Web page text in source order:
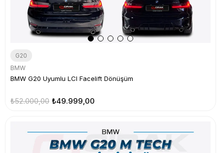
G20
BMW
BMW G20 Uyumlu LCI Facelift Dönüşüm
₺49.999,00
₺52.000,00